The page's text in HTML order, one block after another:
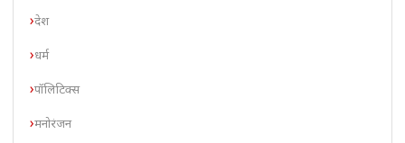
देश
धर्म
पॉलिटिक्स
मनोरंजन